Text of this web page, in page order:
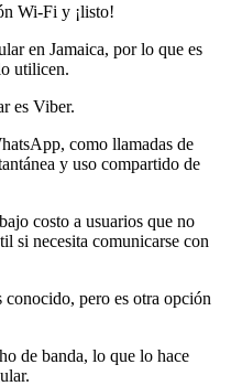
Wi-Fi y ¡listo!
en Jamaica, por lo que es
utilicen.
es Viber.
como llamadas de
y uso compartido de
costo a usuarios que no
si necesita comunicarse con
pero es otra opción
de banda, lo que lo hace